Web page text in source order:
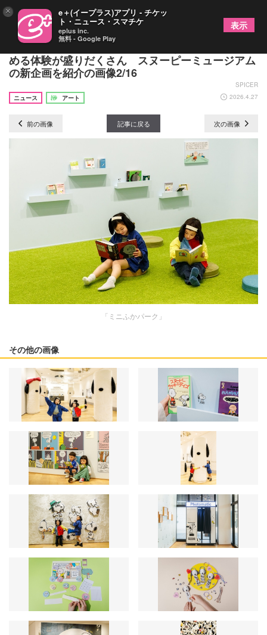
かわいいスヌーピーたちに癒されながら家族で楽し
める体験が盛りだくさん スヌーピーミュージアム
の新企画を紹介の画像2/16
SPICER
ニュース
アート 2026.4.27
前の画像 記事に戻る 次の画像
「ミニふかパーク」
その他の画像
× e＋(イープラス)アプリ - チケッ
ト・ニュース・スマチケ
eplus inc.
無料 - Google Play
表示